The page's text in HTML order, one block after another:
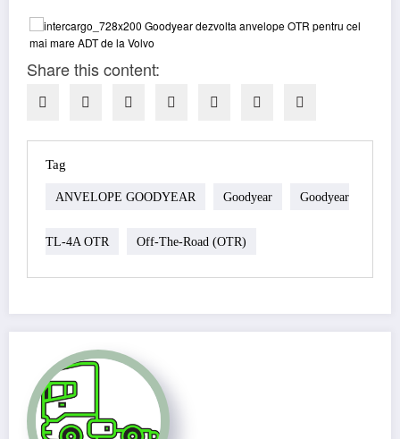
Share this content:
Tag
ANVELOPE GOODYEAR Goodyear Goodyear
TL-4A OTR Off-The-Road (OTR)